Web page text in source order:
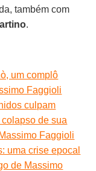
também com
.
um complô
Faggioli
culpam
de sua
Faggioli
uma crise epocal
de Massimo